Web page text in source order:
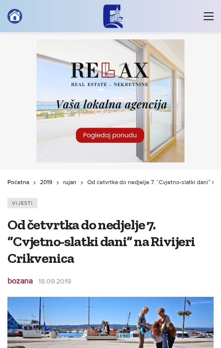
Početna 2019 rujan Od četvrtka do nedjelje 7. “Cvjetno-slatki dani” na
VIJESTI
Od četvrtka do nedjelje 7.
“Cvjetno-slatki dani” na Rivijeri
Crikvenica
bozana 18.09.2019